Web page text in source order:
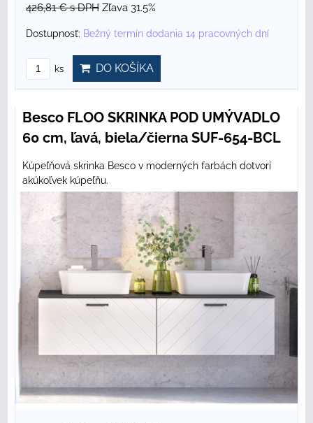
426,81 €s DPH Zľava 31.5%
Dostupnosť: Bežný termín dodania 14 pracovných dní
ks DO KOŠÍKA
Besco FLOO SKRINKA POD UMÝVADLO
60 cm, ľavá, biela/čierna SUF-654-BCL
Kúpeľňová skrinka Besco v moderných farbách dotvorí
akúkoľvek kúpeľňu.